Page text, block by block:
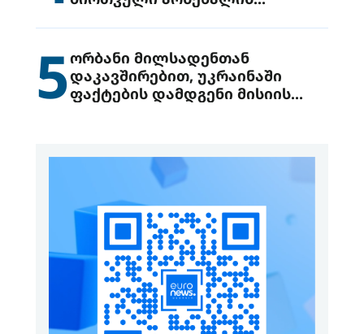
5ორბანი მილსადენთან
დაკავშირებით, უკრაინაში
ფაქტების დამდგენი მისიის